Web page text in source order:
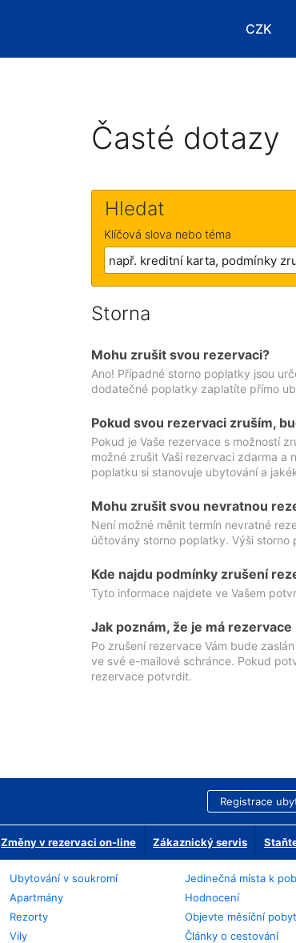
CZK
Časté dotazy
Hledat
Klíčová slova nebo téma
Storna
Mohu zrušit svou rezervaci?
Ano! Případné storno poplatky jsou
dodatečné poplatky zaplatíte přímo
Pokud svou rezervaci zruším,
Pokud je Vaše rezervace s možností
možné zrušit Vaši rezervaci zdarma a
poplatku si stanovuje ubytování a
Mohu zrušit svou nevratnou
Není možné měnit termín nevratné
účtovány storno poplatky. Výši
Kde najdu podmínky zrušení
Tyto informace najdete ve Vašem
Jak poznám, že je má rezervace
Po zrušení rezervace Vám bude
ve své e-mailové schránce. Pokud
rezervace potvrdit.
Registrace
Změny v rezervaci on-line Zákaznický servis
Ubytování v soukromí
Apartmány
Rezorty
Vily
Jedinečná místa k
Hodnocení
Objevte měsíční
Články o cestování